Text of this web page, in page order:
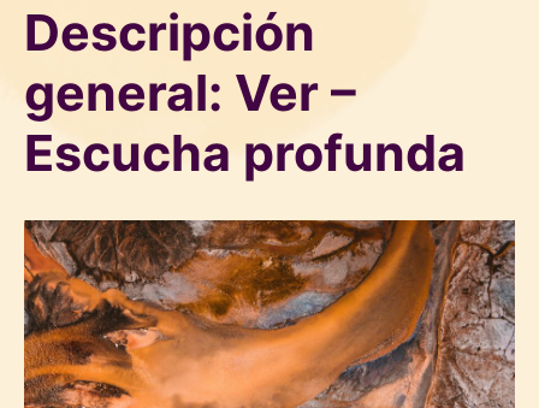
Descripción
general: Ver –
Escucha profunda